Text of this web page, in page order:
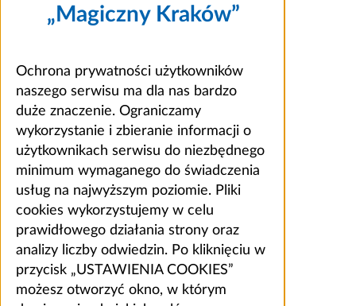
„Magiczny Kraków”
Ochrona prywatności użytkowników
naszego serwisu ma dla nas bardzo
duże znaczenie. Ograniczamy
wykorzystanie i zbieranie informacji o
użytkownikach serwisu do niezbędnego
minimum wymaganego do świadczenia
usług na najwyższym poziomie. Pliki
cookies wykorzystujemy w celu
prawidłowego działania strony oraz
analizy liczby odwiedzin. Po kliknięciu w
przycisk „USTAWIENIA COOKIES”
możesz otworzyć okno, w którym